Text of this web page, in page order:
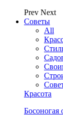
Prev Next
Советы
All
Красота
Босоногая